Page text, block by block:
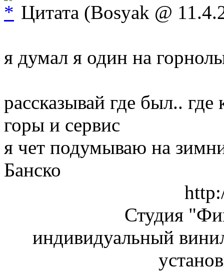
Цитата (Bosyak @
я думал я один на
рассказывай где был..
горы и сервис
я чет подумываю на
Банско
Студия
индивидуальный